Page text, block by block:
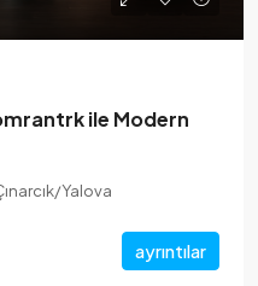
ile Modern
Yalova
ayrıntılar